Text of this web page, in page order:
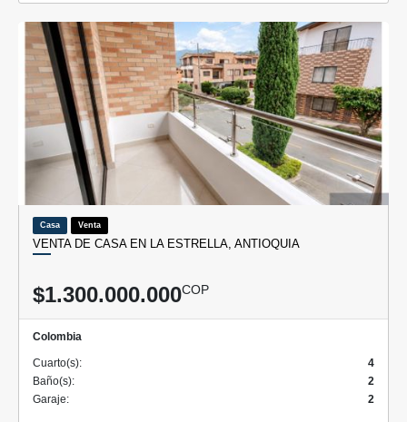
Casa Venta
VENTA DE CASA EN LA ESTRELLA, ANTIOQUIA
$1.300.000.000COP
Colombia
Cuarto(s):
4
Baño(s):
2
Garaje:
2